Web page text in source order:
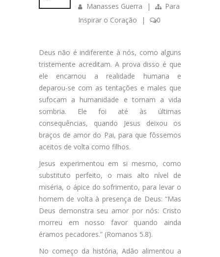
Manasses Guerra |
Para
Inspirar o Coração
| 0
Deus não é indiferente à nós, como alguns
tristemente acreditam. A prova disso é que
ele encarnou a realidade humana e
deparou-se com as tentações e males que
sufocam a humanidade e tornam a vida
sombria. Ele foi até às últimas
consequências, quando Jesus deixou os
braços de amor do Pai, para que fôssemos
aceitos de volta como filhos.
Jesus experimentou em si mesmo, como
substituto perfeito, o mais alto nível de
miséria, o ápice do sofrimento, para levar o
homem de volta à presença de Deus: “Mas
Deus demonstra seu amor por nós: Cristo
morreu em nosso favor quando ainda
éramos pecadores.” (Romanos 5.8).
No começo da história, Adão alimentou a